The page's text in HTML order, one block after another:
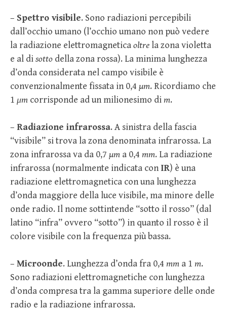
– Spettro visibile. Sono radiazioni percepibili
dall’occhio umano (l’occhio umano non può vedere
la radiazione elettromagneticaoltrela zona violetta
e al disotto della zona rossa). La minima lunghezza
d’onda considerata nel campo visibile è
convenzionalmente fissata in 0,4 µm. Ricordiamo che
1 μm corrisponde ad un milionesimo dim.
– Radiazione infrarossa. A sinistra della fascia
“visibile” si trova la zona denominata infrarossa. La
zona infrarossa va da 0,7 µm a 0,4 mm. La radiazione
infrarossa (normalmente indicata conIR) è una
radiazione elettromagnetica con una lunghezza
d’onda maggiore della luce visibile, ma minore delle
onde radio. Il nome sottintende “sotto il rosso” (dal
latino “infra” ovvero “sotto”) in quanto il rosso è il
colore visibile con la frequenza più bassa.
– Microonde. Lunghezza d’onda fra 0,4 mm a 1 m.
Sono radiazioni elettromagnetiche con lunghezza
d’onda compresa tra la gamma superiore delle onde
radio e la radiazione infrarossa.